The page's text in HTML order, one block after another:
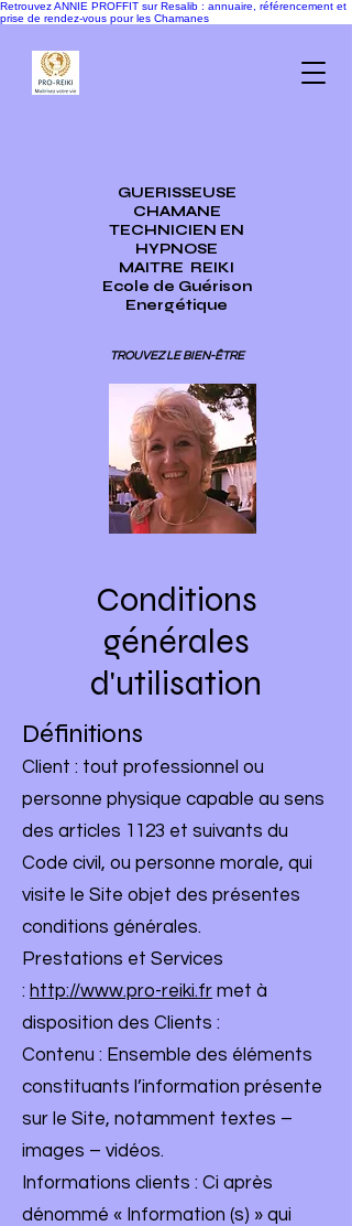
Retrouvez ANNIE PROFFIT sur Resalib : annuaire, référencement et
prise de rendez-vous pour les Chamanes
GUERISSEUSE
CHAMANE
TECHNICIEN EN
HYPNOSE
MAITRE REIKI
Ecole de Guérison
Energétique
TROUVEZ LE BIEN-ÊTRE
Conditions
générales
d'utilisation
Définitions
Client : tout professionnel ou
personne physique capable au sens
des articles 1123 et suivants du
Code civil, ou personne morale, qui
visite le Site objet des présentes
conditions générales.
Prestations et Services
: http://www.pro-reiki.fr met à
disposition des Clients :
Contenu : Ensemble des éléments
constituants l’information présente
sur le Site, notamment textes –
images – vidéos.
Informations clients : Ci après
dénommé « Information (s) » qui